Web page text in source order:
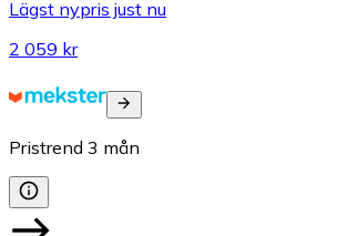
Lägst nypris just nu
2 059 kr
Pristrend 3 mån